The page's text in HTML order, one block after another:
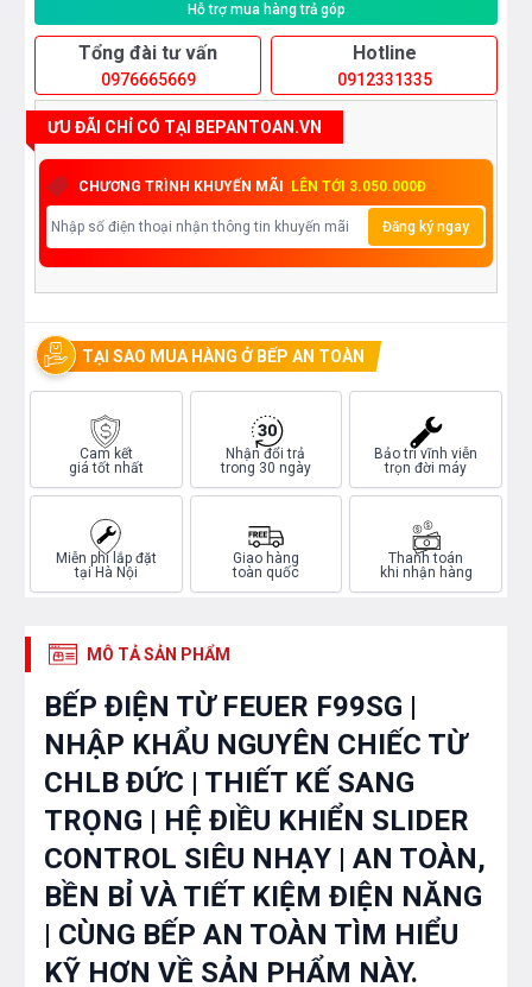
Hỗ trợ mua hàng trả góp
Tổng đài tư vấn
0976665669
Hotline
0912331335
ƯU ĐÃI CHỈ CÓ TẠI BEPANTOAN.VN
CHƯƠNG TRÌNH KHUYẾN MÃI LÊN TỚI 3.050.000Đ
Đăng ký ngay
TẠI SAO MUA HÀNG Ở BẾP AN TOÀN
Cam kết
giá tốt nhất
Nhận đổi trả
trong 30 ngày
Bảo trì vĩnh viễn
trọn đời máy
Miễn phí lắp đặt
tại Hà Nội
Giao hàng
toàn quốc
Thanh toán
khi nhận hàng
MÔ TẢ SẢN PHẨM
BẾP ĐIỆN TỪ FEUER F99SG |
NHẬP KHẨU NGUYÊN CHIẾC TỪ
CHLB ĐỨC | THIẾT KẾ SANG
TRỌNG | HỆ ĐIỀU KHIỂN SLIDER
CONTROL SIÊU NHẠY | AN TOÀN,
BỀN BỈ VÀ TIẾT KIỆM ĐIỆN NĂNG
| CÙNG BẾP AN TOÀN TÌM HIỂU
KỸ HƠN VỀ SẢN PHẨM NÀY.